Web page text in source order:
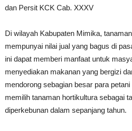
dan Persit KCK Cab. XXXV
Di wilayah Kabupaten Mimika,
mempunyai nilai jual yang bagus di
ini dapat memberi manfaat untuk
menyediakan makanan yang bergizi
mendorong sebagian besar para
memilih tanaman hortikultura sebagai
diperkebunan dalam sepanjang tahun.